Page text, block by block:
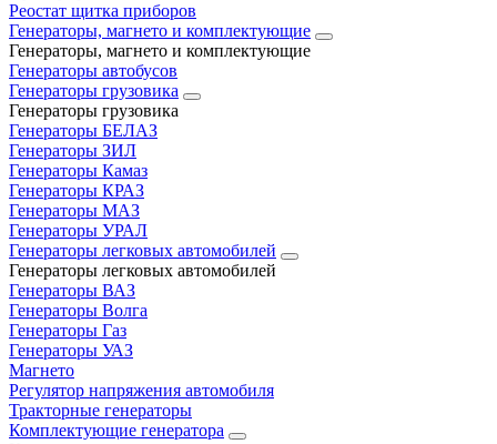
Реостат щитка приборов
Генераторы, магнето и комплектующие
Генераторы, магнето и комплектующие
Генераторы автобусов
Генераторы грузовика
Генераторы грузовика
Генераторы БЕЛАЗ
Генераторы ЗИЛ
Генераторы Камаз
Генераторы КРАЗ
Генераторы МАЗ
Генераторы УРАЛ
Генераторы легковых автомобилей
Генераторы легковых автомобилей
Генераторы ВАЗ
Генераторы Волга
Генераторы Газ
Генераторы УАЗ
Магнето
Регулятор напряжения автомобиля
Тракторные генераторы
Комплектующие генератора